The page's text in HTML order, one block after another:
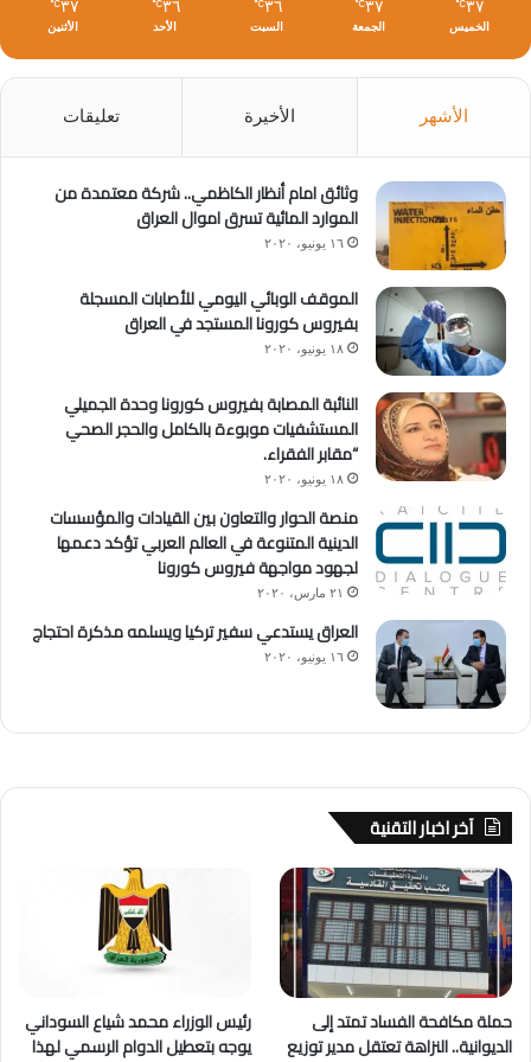
٣٧℃
الخميس
٣٧℃
الجمعة
٣٦℃
السبت
٣٦℃
الأحد
٣٧℃
الأثنين
الأشهر الأخيرة تعليقات
وثائق امام أنظار الكاظمي.. شركة معتمدة من
الموارد المائية تسرق اموال العراق
١٦ يونيو، ٢٠٢٠
الموقف الوبائي اليومي للأصابات المسجلة
بفيروس كورونا المستجد في العراق
١٨ يونيو، ٢٠٢٠
النائبة المصابة بفيروس كورونا وحدة الجميلي
المستشفيات موبوءة بالكامل والحجر الصحي
“مقابر الفقراء.
١٨ يونيو، ٢٠٢٠
منصة الحوار والتعاون بين القيادات والمؤسسات
الدينية المتنوعة في العالم العربي تؤكد دعمها
لجهود مواجهة فيروس كورونا
٢١ مارس، ٢٠٢٠
العراق يستدعي سفير تركيا ويسلمه مذكرة احتجاج
١٦ يونيو، ٢٠٢٠
آخر اخبار التقنية
حملة مكافحة الفساد تمتد إلى
الديوانية.. النزاهة تعتقل مدير توزيع
رئيس الوزراء محمد شياع السوداني
يوجه بتعطيل الدوام الرسمي لهذا